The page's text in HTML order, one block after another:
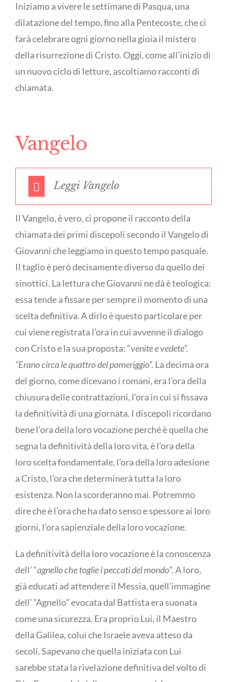
Iniziamo a vivere le settimane di Pasqua, una
dilatazione del tempo, fino alla Pentecoste, che ci
farà celebrare ogni giorno nella gioia il mistero
della risurrezione di Cristo. Oggi, come all’inizio di
un nuovo ciclo di letture, ascoltiamo racconti di
chiamata.
Vangelo
Leggi Vangelo
Il Vangelo, è vero, ci propone il racconto della
chiamata dei primi discepoli secondo il Vangelo di
Giovanni che leggiamo in questo tempo pasquale.
Il taglio è però decisamente diverso da quello dei
sinottici. La lettura che Giovanni ne dà è teologica:
essa tende a fissare per sempre il momento di una
scelta definitiva. A dirlo è questo particolare per
cui viene registrata l’ora in cui avvenne il dialogo
con Cristo e la sua proposta: “venite e vedete”.
“Erano circa le quattro del pomeriggio”. La decima ora
del giorno, come dicevano i romani, era l’ora della
chiusura delle contrattazioni, l’ora in cui si fissava
la definitività di una giornata. I discepoli ricordano
bene l’ora della loro vocazione perché è quella che
segna la definitività della loro vita, è l’ora della
loro scelta fondamentale, l’ora della loro adesione
a Cristo, l’ora che determinerà tutta la loro
esistenza. Non la scorderanno mai. Potremmo
dire che è l’ora che ha dato senso e spessore ai loro
giorni, l’ora sapienziale della loro vocazione.
La definitività della loro vocazione è la conoscenza
dell’ “agnello che toglie i peccati del mondo”. A loro,
già educati ad attendere il Messia, quell’immagine
dell’ “Agnello” evocata dal Battista era suonata
come una sicurezza. Era proprio Lui, il Maestro
della Galilea, colui che Israele aveva atteso da
secoli. Sapevano che quella iniziata con Lui
sarebbe stata la rivelazione definitiva del volto di